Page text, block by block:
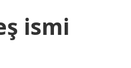
ismi